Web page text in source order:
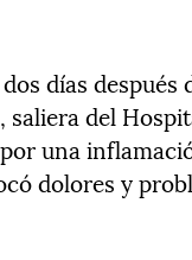
días después
del
una
dolores y